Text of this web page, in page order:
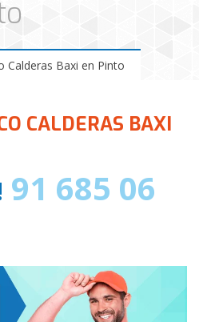
Calderas Baxi en Pinto
CALDERAS BAXI
91 685 06